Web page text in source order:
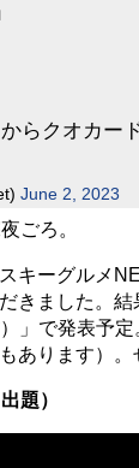
らクオカー
June 2, 2023
ごろ。
キーグルメ
きました。
」で発表予
あります）。
題）